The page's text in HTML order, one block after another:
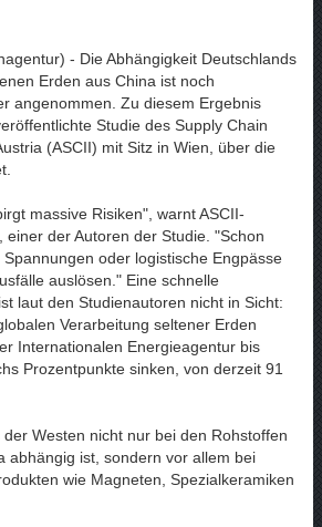
- Die Abhängigkeit Deutschlands
Erden aus China ist noch
angenommen. Zu diesem Ergebnis
Studie des Supply Chain
(ASCII) mit Sitz in Wien, über die
massive Risiken", warnt ASCII-
einer der Autoren der Studie. "Schon
oder logistische Engpässe
auslösen." Eine schnelle
laut den Studienautoren nicht in Sicht:
Verarbeitung seltener Erden
Internationalen Energieagentur bis
Prozentpunkte sinken, von derzeit 91
Westen nicht nur bei den Rohstoffen
abhängig ist, sondern vor allem bei
wie Magneten, Spezialkeramiken